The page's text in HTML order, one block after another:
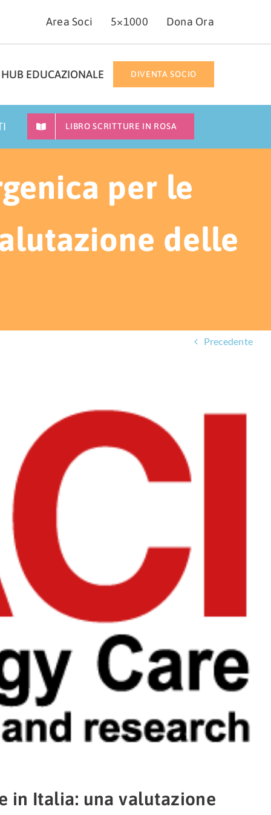
Area Soci 5×1000 Dona Ora
HUB EDUCAZIONALE DIVENTA SOCIO
LIBRO SCRITTURE IN ROSA
per le
delle
Precedente
in Italia: una valutazione